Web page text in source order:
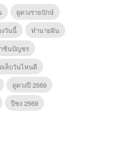
ดูดวงรายปักษ์
งวันนี้
ทํานายฝัน
ชินบัญชร
เล็บวันไหนดี
ดูดวงปี 2569
ปีชง 2569